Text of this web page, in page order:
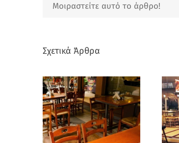
Μοιραστείτε αυτό το άρθρο!
Σχετικά Άρθρα